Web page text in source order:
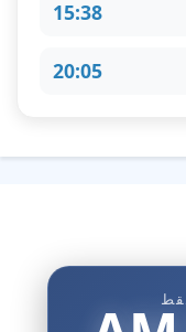
15:38
20:05